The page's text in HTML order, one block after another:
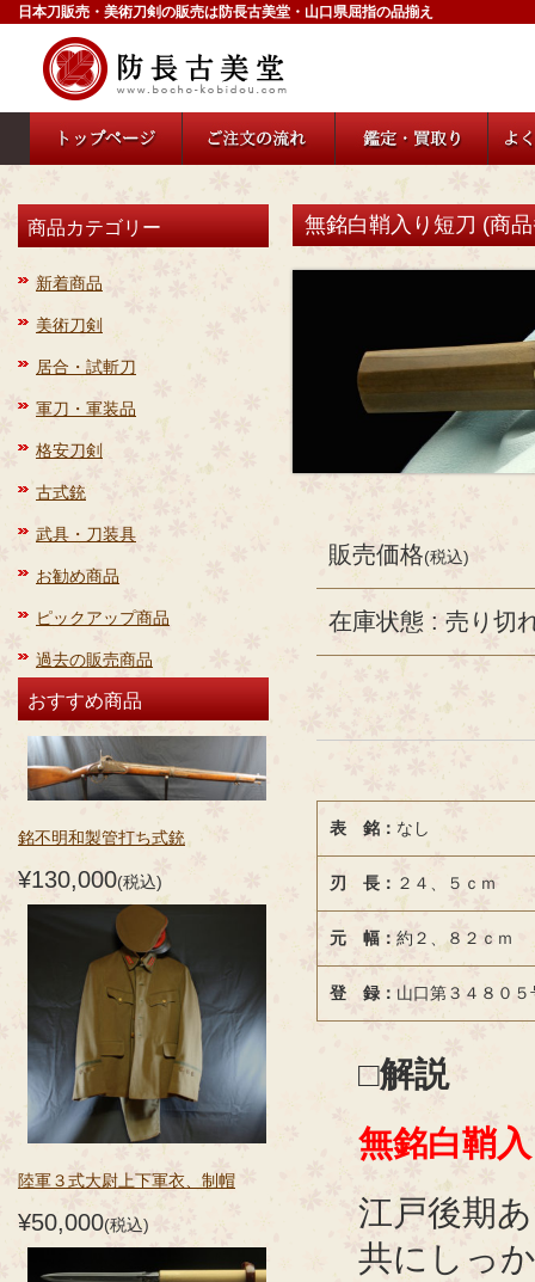
日本刀販売・美術刀剣の販売は防長古美堂・山口県屈指の品揃え
商品カテゴリー
新着商品
美術刀剣
居合・試斬刀
軍刀・軍装品
格安刀剣
古式銃
武具・刀装具
お勧め商品
ピックアップ商品
過去の販売商品
おすすめ商品
銘不明和製管打ち式銃
¥130,000(税込)
陸軍３式大尉上下軍衣、制帽
¥50,000(税込)
無銘白鞘入り短刀 (商
販売価格(税込)
在庫状態 : 売り切
表 銘： なし
刃 長： ２４、５ｃｍ
元 幅： 約２、８２ｃｍ
登 録： 山口第３４８０５
□解説
無銘白鞘
江戸後期
共にしっ